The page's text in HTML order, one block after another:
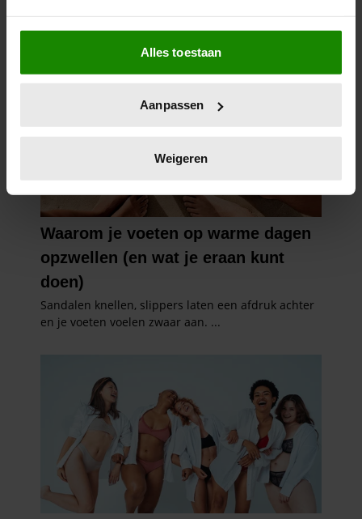
Als u het toestaat, willen we ook graag:
Informatie verzamelen over uw geografische
locatie, die tot een paar meter nauwkeurig kan zijn
scannen op specifieke eigenschappen (fingerprinting)
verwerkt en stel uw voorkeuren in het
intrekken in de Cookieverklaring.
We gebruiken cookies om content en advertenties te
personaliseren, om functies voor social media te bieden
en om ons websiteverkeer te analyseren. Ook delen we
informatie over uw gebruik van onze site met onze
partners voor social media, adverteren en analyse. Deze
partners kunnen deze gegevens combineren met andere
gaat akkoord met onze cookies als u onze website blijft
Alles toestaan
Aanpassen
Weigeren